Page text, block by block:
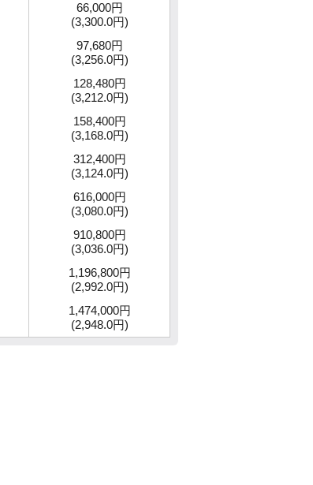
66,000円
(3,300.0円)
97,680円
(3,256.0円)
128,480円
(3,212.0円)
158,400円
(3,168.0円)
312,400円
(3,124.0円)
616,000円
(3,080.0円)
910,800円
(3,036.0円)
1,196,800円
(2,992.0円)
1,474,000円
(2,948.0円)